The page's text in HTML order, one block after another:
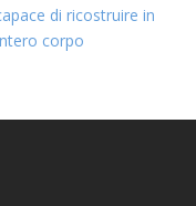
di ricostruire in
corpo